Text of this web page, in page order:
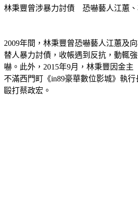
替人暴力討債，收帳遇到反抗，動輒
嚇。此外，2015年9月，林秉豐因金主
不滿西門町《in89豪華數位影城》執行
毆打蔡政宏。